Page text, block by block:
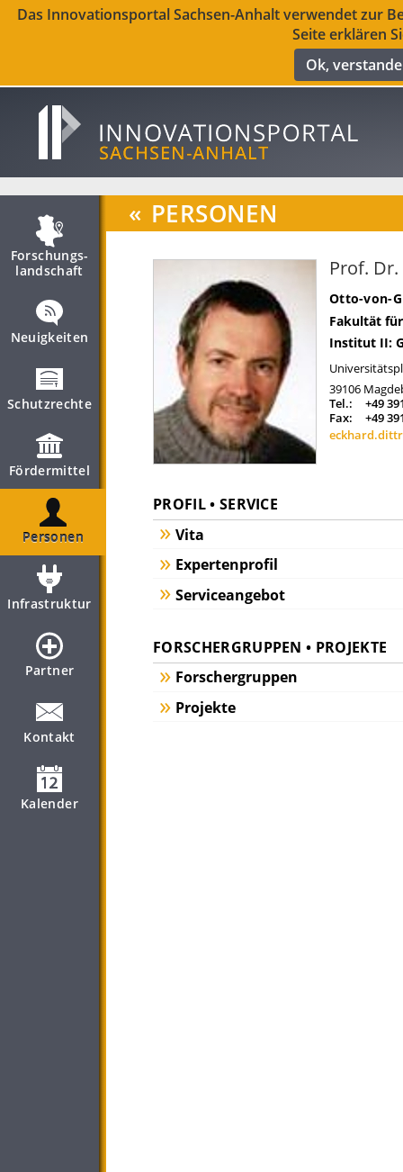
Das Innovationsportal Sachsen-Anhalt verwendet zur
Seite erklären
Ok,
Forschungs­
landschaft
Neuigkeiten
Schutzrechte
Fördermittel
Personen
Infrastruktur
Partner
Kontakt
Kalender
« PERSONEN
Prof.
Otto-von-
Fakultät
Institut II:
39106
Tel.:
+49
Fax:
+49
PROFIL • SERVICE
Vita
Expertenprofil
Serviceangebot
FORSCHERGRUPPEN • PROJEKTE
Forschergruppen
Projekte